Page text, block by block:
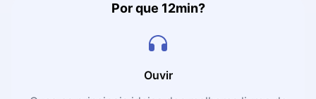
Por que 12min?
Ouvir